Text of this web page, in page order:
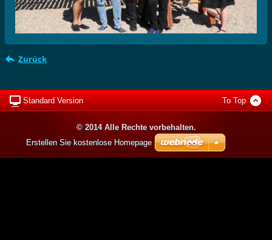
Zurück
Standard Version To Top
© 2014 Alle Rechte vorbehalten.
Erstellen Sie kostenlose Homepage